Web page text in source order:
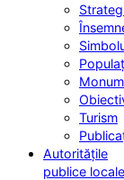
Turism
Autoritățile
publice locale